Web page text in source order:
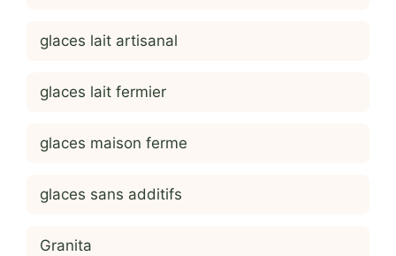
glaces lait artisanal
glaces lait fermier
glaces maison ferme
glaces sans additifs
Granita